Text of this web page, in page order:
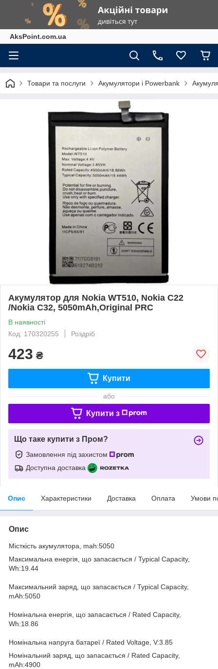
AksPoint.com.ua
Товари та послуги Акумулятори і Powerbank
Акумулятор для Nokia WT510, Nokia C22
/Nokia C32, 5050mAh,Original PRC
В наявності
Код: 170320255
Роздріб
423 ₴
Купити
або
Купити з
Що таке купити з Пром?
Замовлення під захистом
Доступна доставка
Опис Характеристики Доставка Оплата Умови
Опис
Місткість акумулятора, mah:5050
Максимальна енергія, що запасається / Typical Capacity,
Wh:19.44
Максимальний заряд, що запасається / Typical Capacity,
mAh:5050
Номінальна енергія, що запасається / Rated Capacity,
Wh:18.86
Номінальна напруга батареї / Rated Voltage, V:3.85
Номінальний заряд, що запасається / Rated Capacity,
mAh:4900